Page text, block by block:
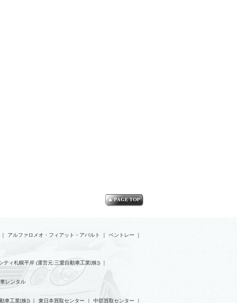
｜ アルファロメオ・フィアット・アバルト ｜ ベントレー ｜
ティ札幌平岸 (運営元:三愛自動車工業[株]) ｜
レンタル
車工業[株]) ｜ 東日本買取センター ｜ 中部買取センター ｜